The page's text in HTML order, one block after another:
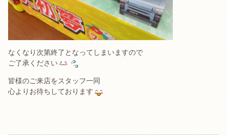
なくなり次第終了となってしまいますので
ご了承ください
皆様のご来店をスタッフ一同
心よりお待ちしております